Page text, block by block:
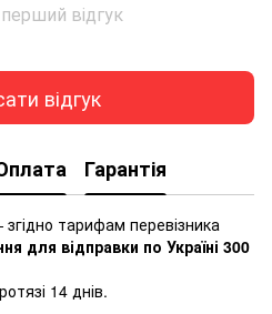
відгук
відгук
Гарантія
тарифам перевізника
для відправки по Україні 300
14 днів.